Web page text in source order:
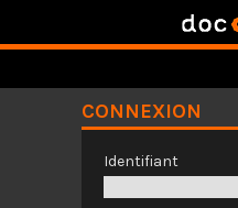
CONNEXION
Identifiant